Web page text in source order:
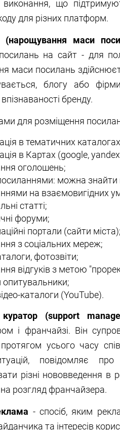
виконання, що
для різних платформ.
(нарощування маси
на сайт - для
маси посилань
блогу або
бренду.
для розміщення
в тематичних
в Картах (google,
оголошень;
можна знайти
на взаємовигідних
статті;
форуми;
портали (сайти міста);
з соціальних мереж;
фотозвіти;
відгуків з метою
опитувальники;
каталоги (YouTube).
куратор (support
і франчайзі. Він
усього часу
повідомляє
різні нововведення в
на розгляд франчайзера.
- спосіб, яким
та інтересів